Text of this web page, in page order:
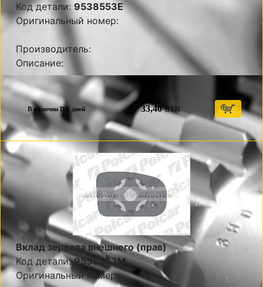
Код детали: 9538553E
Оригинальный номер:
Производитель:
Описание:
В наличии D 1 дней 33,40 BYN
Вклад зеркала внешнего (прав)
Код детали:9538553M
Оригинальный номер: